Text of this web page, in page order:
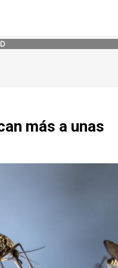
más a unas